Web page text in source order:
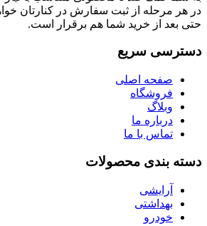
در هر مرحله از ثبت سفارش در کنارتان
حتی بعد از خرید شما هم برقرار است.
دسترسی سریع
صفحه اصلی
فروشگاه
وبلاگ
درباره ما
تماس با ما
دسته بندی محصولات
آرایشی
بهداشتی
خودرو